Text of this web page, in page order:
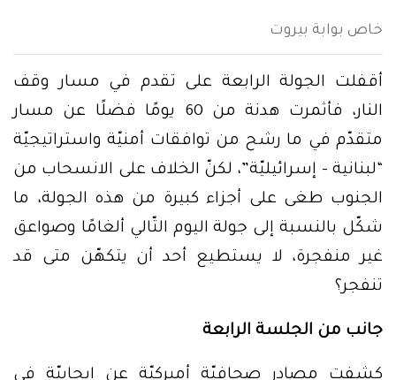
خاص بوابة بيروت
أقفلت الجولة الرابعة على تقدم في مسار وقف
النار، فأثمرت هدنة من 60 يومًا فضلًا عن مسار
متقدّم في ما رشح من توافقات أمنيّة واستراتيجيّة
“لبنانية – إسرائيليّة”، لكنّ الخلاف على الانسحاب من
الجنوب طغى على أجزاء كبيرة من هذه الجولة، ما
شكّل بالنسبة إلى جولة اليوم التّالي ألغامًا وصواعق
غير منفجرة، لا يستطيع أحد أن يتكهّن متى قد
تنفجر؟
جانب من الجلسة الرابعة
كشفت مصادر صحافيّة أميركيّة عن إيجابيّة في